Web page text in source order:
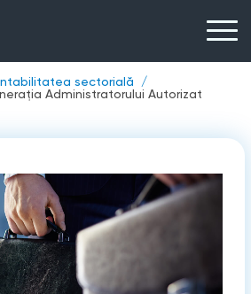
sectorială
Administratorului Autorizat